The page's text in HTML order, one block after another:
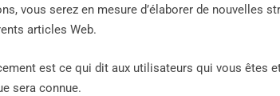
vous serez en mesure d’élaborer de nouvelles
articles Web.
est ce qui dit aux utilisateurs qui vous êtes
sera connue.